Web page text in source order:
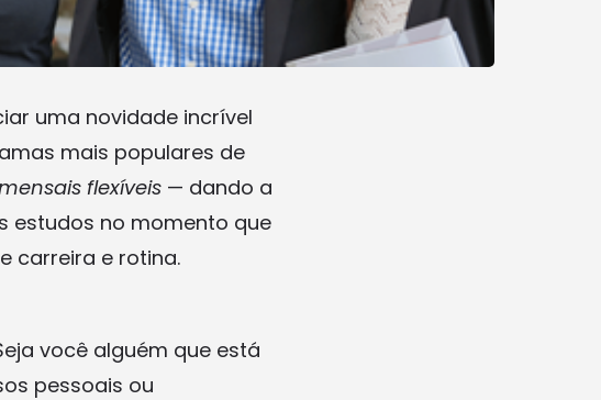
uma novidade incrível
mais populares de
flexíveis — dando a
estudos no momento que
carreira e rotina.
você alguém que está
pessoais ou